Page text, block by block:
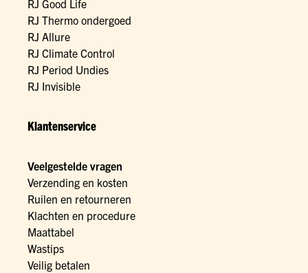
RJ Good Life
RJ Thermo ondergoed
RJ Allure
RJ Climate Control
RJ Period Undies
RJ Invisible
Klantenservice
Veelgestelde vragen
Verzending en kosten
Ruilen en retourneren
Klachten en procedure
Maattabel
Wastips
Veilig betalen